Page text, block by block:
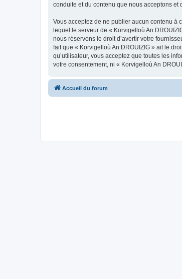
conduite et du contenu que nous acceptons et
Vous acceptez de ne publier aucun contenu à
lequel le serveur de « Korvigelloù An
nous réservons le droit d’avertir votre
fait que « Korvigelloù An DROUIZIG » ait le
qu’utilisateur, vous acceptez que toutes les
votre consentement, ni « Korvigelloù An
Accueil du forum